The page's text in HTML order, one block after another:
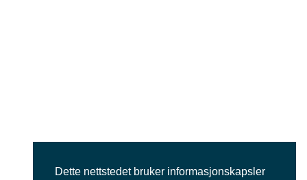
Dette nettstedet bruker informasjonskapsler